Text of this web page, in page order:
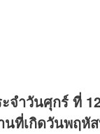
จำวันศุกร์ ที่
นที่เกิดวันพฤหั